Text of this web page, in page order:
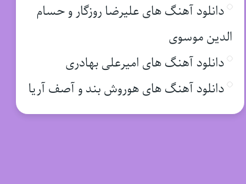
دانلود آهنگ های علیرضا روزگار و حسام
الدین موسوی
دانلود آهنگ های امیرعلی بهادری
دانلود آهنگ های هوروش بند و آصف آریا